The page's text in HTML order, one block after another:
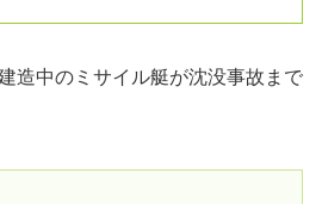
造中のミサイル艇が沈没事故まで